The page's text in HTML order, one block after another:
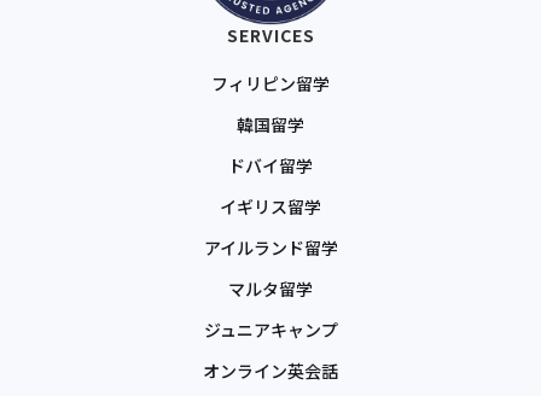
SERVICES
フィリピン留学
韓国留学
ドバイ留学
イギリス留学
アイルランド留学
マルタ留学
ジュニアキャンプ
オンライン英会話